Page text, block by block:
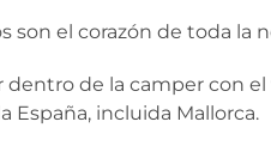
son el corazón de toda la
de la camper con
España, incluida Mallorca.